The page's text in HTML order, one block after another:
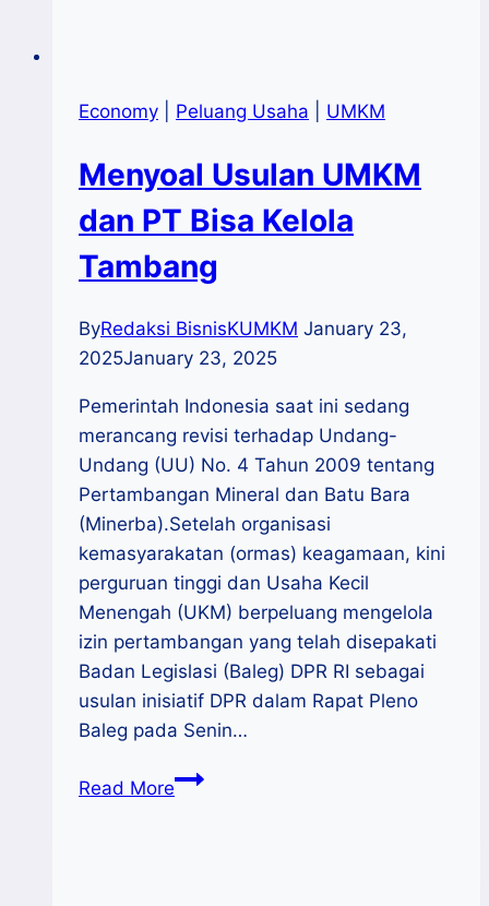
Economy Peluang Usaha UMKM
Menyoal Usulan UMKM
dan PT Bisa Kelola
Tambang
ByRedaksi BisnisKUMKM January 23,
2025January 23, 2025
Pemerintah Indonesia saat ini sedang
merancang revisi terhadap Undang-
Undang (UU) No. 4 Tahun 2009 tentang
Pertambangan Mineral dan Batu Bara
(Minerba).Setelah organisasi
kemasyarakatan (ormas) keagamaan, kini
perguruan tinggi dan Usaha Kecil
Menengah (UKM) berpeluang mengelola
izin pertambangan yang telah disepakati
Badan Legislasi (Baleg) DPR RI sebagai
usulan inisiatif DPR dalam Rapat Pleno
Baleg pada Senin…
Read MoreMenyoal